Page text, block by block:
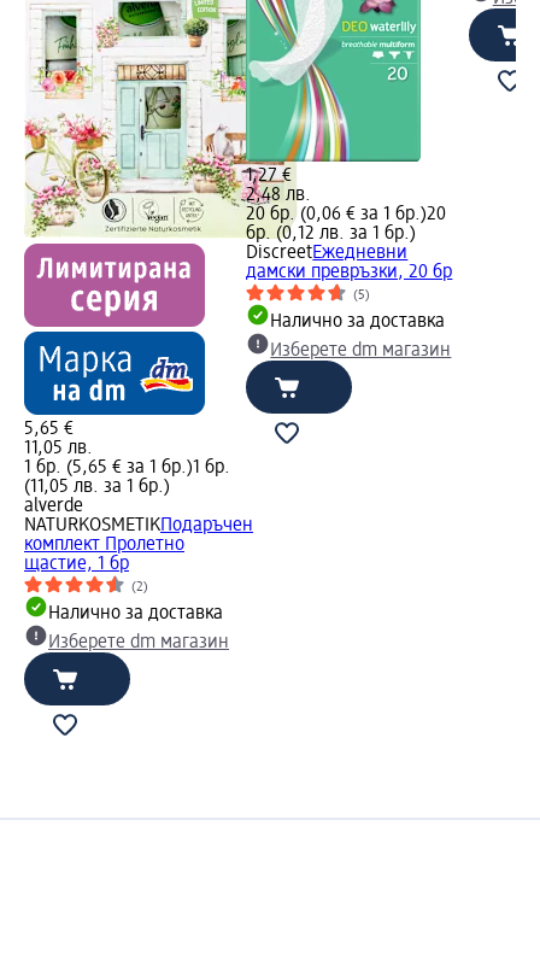
5,65 €
11,05 лв.
1 бр. (5,65 € за 1 бр.)1 бр.
(11,05 лв. за 1 бр.)
alverde
NATURKOSMETIKПодаръчен
комплект Пролетно
щастие, 1 бр
(2)
Налично за доставка
Изберете dm магазин
1,27 €
2,48 лв.
20 бр. (0,06 € за 1 бр.)20
бр. (0,12 лв. за 1 бр.)
DiscreetЕжедневни
дамски превръзки, 20 бр
(5)
Налично за доставка
Изберете dm магазин